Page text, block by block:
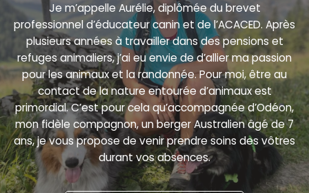
Je m’appelle Aurélie, diplômée du brevet
professionnel d’éducateur canin et de l’ACACED. Après
plusieurs années à travailler dans des pensions et
refuges animaliers, j’ai eu envie de d’allier ma passion
pour les animaux et la randonnée. Pour moi, être au
contact de la nature entourée d’animaux est
primordial. C’est pour cela qu’accompagnée d’Odéon,
mon fidèle compagnon, un berger Australien âgé de 7
ans, je vous propose de venir prendre soins des vôtres
durant vos absences.